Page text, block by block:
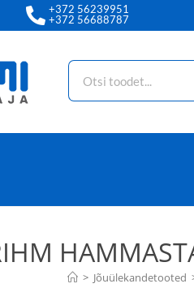
+372 56239951
+372 56688787
> Jõuülekandetooted